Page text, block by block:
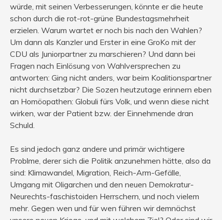
würde, mit seinen Verbesserungen, könnte er die heute
schon durch die rot-rot-grüne Bundestagsmehrheit
erzielen. Warum wartet er noch bis nach den Wahlen?
Um dann als Kanzler und Erster in eine GroKo mit der
CDU als Juniorpartner zu marschieren? Und dann bei
Fragen nach Einlösung von Wahlversprechen zu
antworten: Ging nicht anders, war beim Koalitionspartner
nicht durchsetzbar? Die Sozen heutzutage erinnern eben
an Homöopathen: Globuli fürs Volk, und wenn diese nicht
wirken, war der Patient bzw. der Einnehmende dran
Schuld.
Es sind jedoch ganz andere und primär wichtigere
Problme, derer sich die Politik anzunehmen hätte, also da
sind: Klimawandel, Migration, Reich-Arm-Gefälle,
Umgang mit Oligarchen und den neuen Demokratur-
Neurechts-faschistoiden Herrschern, und noch vielem
mehr. Gegen wen und für wen führen wir demnächst